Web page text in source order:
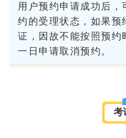
用户预约申请成功后，
约的受理状态，如果预
证，因故不能按照预约
一日申请取消预约。
考